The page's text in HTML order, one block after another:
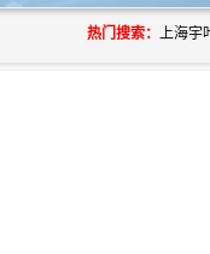
热门搜索：